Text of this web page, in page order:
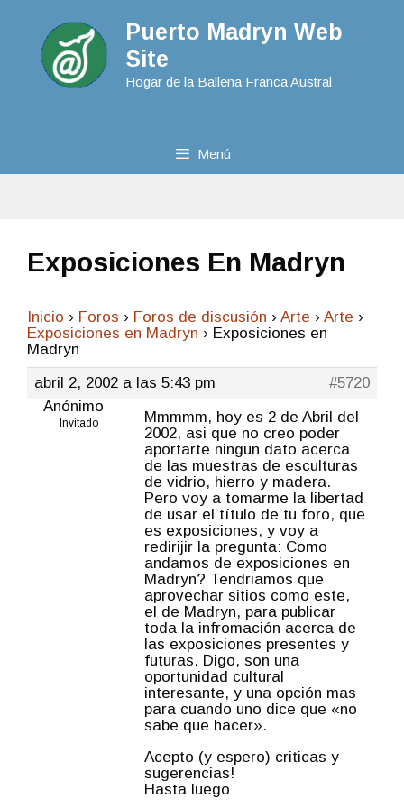
Puerto Madryn Web
Site
Hogar de la Ballena Franca Austral
Menú
Exposiciones En Madryn
Inicio › Foros › Foros de discusión › Arte › Arte ›
Exposiciones en Madryn › Exposiciones en
Madryn
abril 2, 2002 a las 5:43 pm
#5720
Anónimo
Invitado
Mmmmm, hoy es 2 de Abril del
2002, asi que no creo poder
aportarte ningun dato acerca
de las muestras de esculturas
de vidrio, hierro y madera.
Pero voy a tomarme la libertad
de usar el título de tu foro, que
es exposiciones, y voy a
redirijir la pregunta: Como
andamos de exposiciones en
Madryn? Tendriamos que
aprovechar sitios como este,
el de Madryn, para publicar
toda la infromación acerca de
las exposiciones presentes y
futuras. Digo, son una
oportunidad cultural
interesante, y una opción mas
para cuando uno dice que «no
sabe que hacer».
Acepto (y espero) criticas y
sugerencias!
Hasta luego